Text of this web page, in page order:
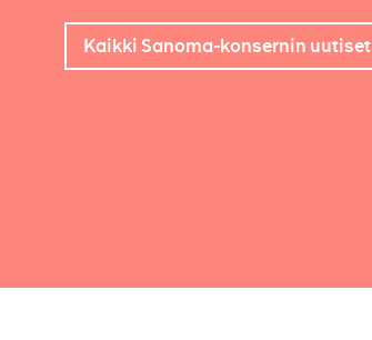
Kaikki Sanoma-konsernin uutiset